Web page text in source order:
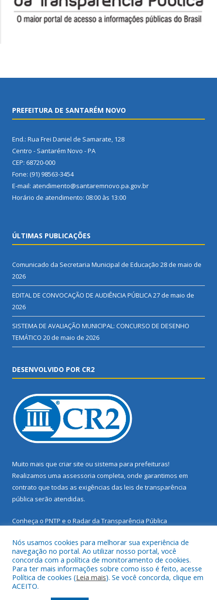
PREFEITURA DE SANTARÉM NOVO
End.: Rua Frei Daniel de Samarate, 128
Centro - Santarém Novo - PA
CEP: 68720-000
Fone: (91) 98563-3454
E-mail: atendimento@santaremnovo.pa.gov.br
Horário de atendimento: 08:00 às 13:00
ÚLTIMAS PUBLICAÇÕES
Comunicado da Secretaria Municipal de Educação 28 de maio de
2026
EDITAL DE CONVOCAÇÃO DE AUDIÊNCIA PÚBLICA27 de maio de
2026
SISTEMA DE AVALIAÇÃO MUNICIPAL: CONCURSO DE DESENHO
TEMÁTICO 20 de maio de 2026
DESENVOLVIDO POR CR2
Muito mais que criar site ou sistema para prefeituras!
Realizamos uma assessoria completa, onde garantimos em
contrato que todas as exigências das leis de transparência
pública serão atendidas.
Conheça o PNTP e o Radar da Transparência Pública
Todos os direitos reservados a Prefeitura Municipal de Santarém
Novo.
Nós usamos cookies para melhorar sua experiência de
navegação no portal. Ao utilizar nosso portal, você
concorda com a política de monitoramento de cookies.
Para ter mais informações sobre como isso é feito, acesse
Política de cookies (Leia mais). Se você concorda, clique em
ACEITO.